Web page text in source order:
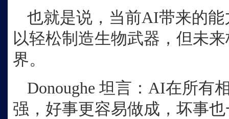
也就是说，当前AI带来的能
以轻松制造生物武器，但未
界。
Donoughe 坦言：AI在所有
强，好事更容易做成，坏事